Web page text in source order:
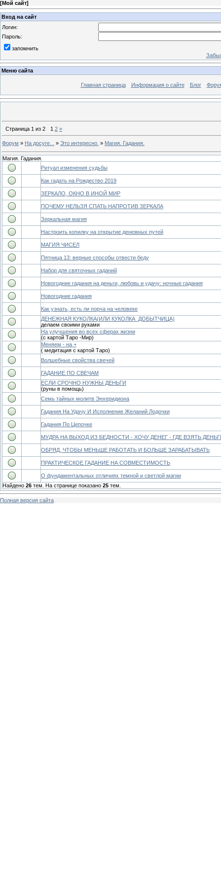
[Мой сайт]
Вход на сайт
Логин:
Пароль:
запомнить
Меню сайта
Главная страница Информация о сайте Блог
Страница 1 из 2 1 2 »
Форум » На досуге... » Это интересно. » Магия. Гадания.
Магия. Гадания.
Ритуал изменения судьбы
Как гадать на Рождество 2019
ЗЕРКАЛО, ОКНО В ИНОЙ МИР
ПОЧЕМУ НЕЛЬЗЯ СПАТЬ НАПРОТИВ ЗЕРКАЛА
Зеркальная магия
Настроить копилку на открытие денежных путей
МАГИЯ ЧИСЕЛ
Пятница 13: верные способы отвести беду
Набор для святочных гаданий
Новогодние гадания на деньги, любовь и удачу: ночные гадания
Новогодние гадания
Как узнать, есть ли порча на человеке
ДЕНЕЖНАЯ КУКОЛКА(ИЛИ КУКОЛКА_ДОБЫТЧИЦА)
делаем своими руками
На улучшения во всех сферах жизни
(с картой Таро -Мир)
Меняем - на +
( медитация с картой Таро)
Волшебные свойства свечей
ГАДАНИЕ ПО СВЕЧАМ
ЕСЛИ СРОЧНО НУЖНЫ ДЕНЬГИ
(руны в помощь)
Семь тайных молитв Энхеридиона
Гадания На Удачу И Исполнение Желаний Лодочки
Гадания По Цепочке
МУДРА НА ВЫХОД ИЗ БЕДНОСТИ - ХОЧУ ДЕНЕГ - ГДЕ ВЗЯТЬ
ОБРЯД, ЧТОБЫ МЕНЬШЕ РАБОТАТЬ И БОЛЬШЕ ЗАРАБАТЫВАТЬ
ПРАКТИЧЕСКОЕ ГАДАНИЕ НА СОВМЕСТИМОСТЬ
О фундаментальных отличиях темной и светлой магии
Найдено 26 тем. На странице показано 25 тем.
Полная версия сайта